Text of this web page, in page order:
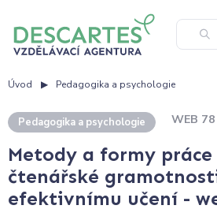
Úvod Pedagogika a psychologie
Pedagogika a psychologie WEB 78
Metody a formy práce
čtenářské
efektivnímu učení -